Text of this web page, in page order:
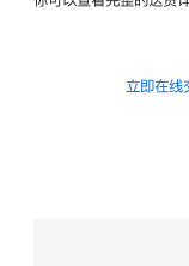
立即在线